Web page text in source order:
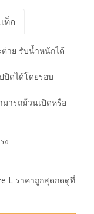
ท็ก
ต่าย รับน้ำหนักได้
ปิดได้โดยรอบ
ารถม้วนเปิดหรือ
ง
L ราคาถูกสุดกดดูที่